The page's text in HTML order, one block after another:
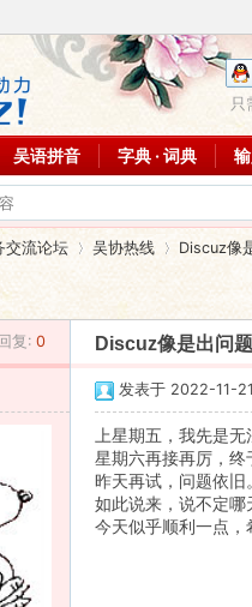
只
吴语拼音 字典 · 词典
交流论坛 吴协热线
›
Discuz像
回复: 0 Discuz像是出问
发表于 2022-11-
上星期五，我先是
星期六再接再厉，终
昨天再试，问题依旧。
如此说来，说不定哪
今天似乎顺利一点，